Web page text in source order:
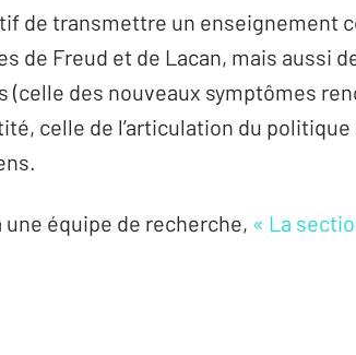
de transmettre un enseignement
de Freud et de Lacan, mais aussi
(celle des nouveaux symptômes
celle de l’articulation du politique
équipe de recherche, « La